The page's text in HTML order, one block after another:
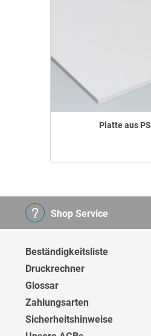
Platte aus PS
Shop Service
Beständigkeitsliste
Druckrechner
Glossar
Zahlungsarten
Sicherheitshinweise